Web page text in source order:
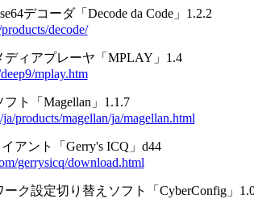
デコーダ「Decode da Code」1.2.2
decode/
ディアプレーヤ「MPLAY」1.4
mplay.htm
ト「Magellan」1.1.7
products/magellan/ja/magellan.html
アント「Gerry's ICQ」d44
gerrysicq/download.html
ーク設定切り替えソフト「CyberConfig」